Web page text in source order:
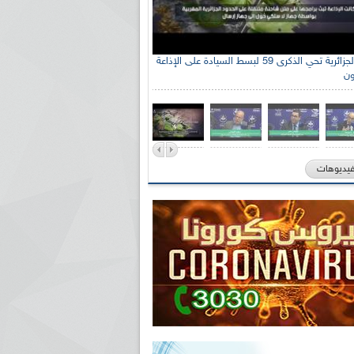
الإذاعة الجزائرية تحي الذكرى 59 لبسط السيادة على الإذاعة